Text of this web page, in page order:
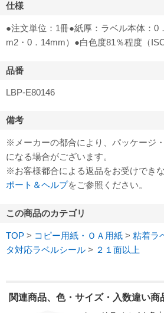
仕様
●注文単位：1冊●紙厚：ラベル本体：0
m2・0．14mm）●白色度81％程度（ISO
品番
LBP-E80146
備考
※メーカーの都合により、パッケージ
になる場合がございます。
※お客様都合による返品をお受けでき
ポート＆ヘルプをご参照ください。
この商品のカテゴリ
TOP > コピー用紙・ＯＡ用紙 > 粘着ラ
タ対応ラベルシール > ２１面以上
関連商品、色・サイズ・入数違い商